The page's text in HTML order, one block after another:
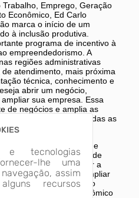
Emprego, Geração
Econômico, Ed Carlo
marca o início de um
à inclusão produtiva.
programa de incentivo à
empreendedorismo. A
regiões administrativas
atendimento, mais próxima
técnica, conhecimento e
abrir um negócio,
sua empresa. Essa
de negócios e amplia as
econômico em todas as
do Trabalho e
estratégia da Prefeitura de
reduzir a
negócios e ampliar
de renda, consolidando
desenvolvimento econômico
e tecnologias
lhe uma
assim
recursos